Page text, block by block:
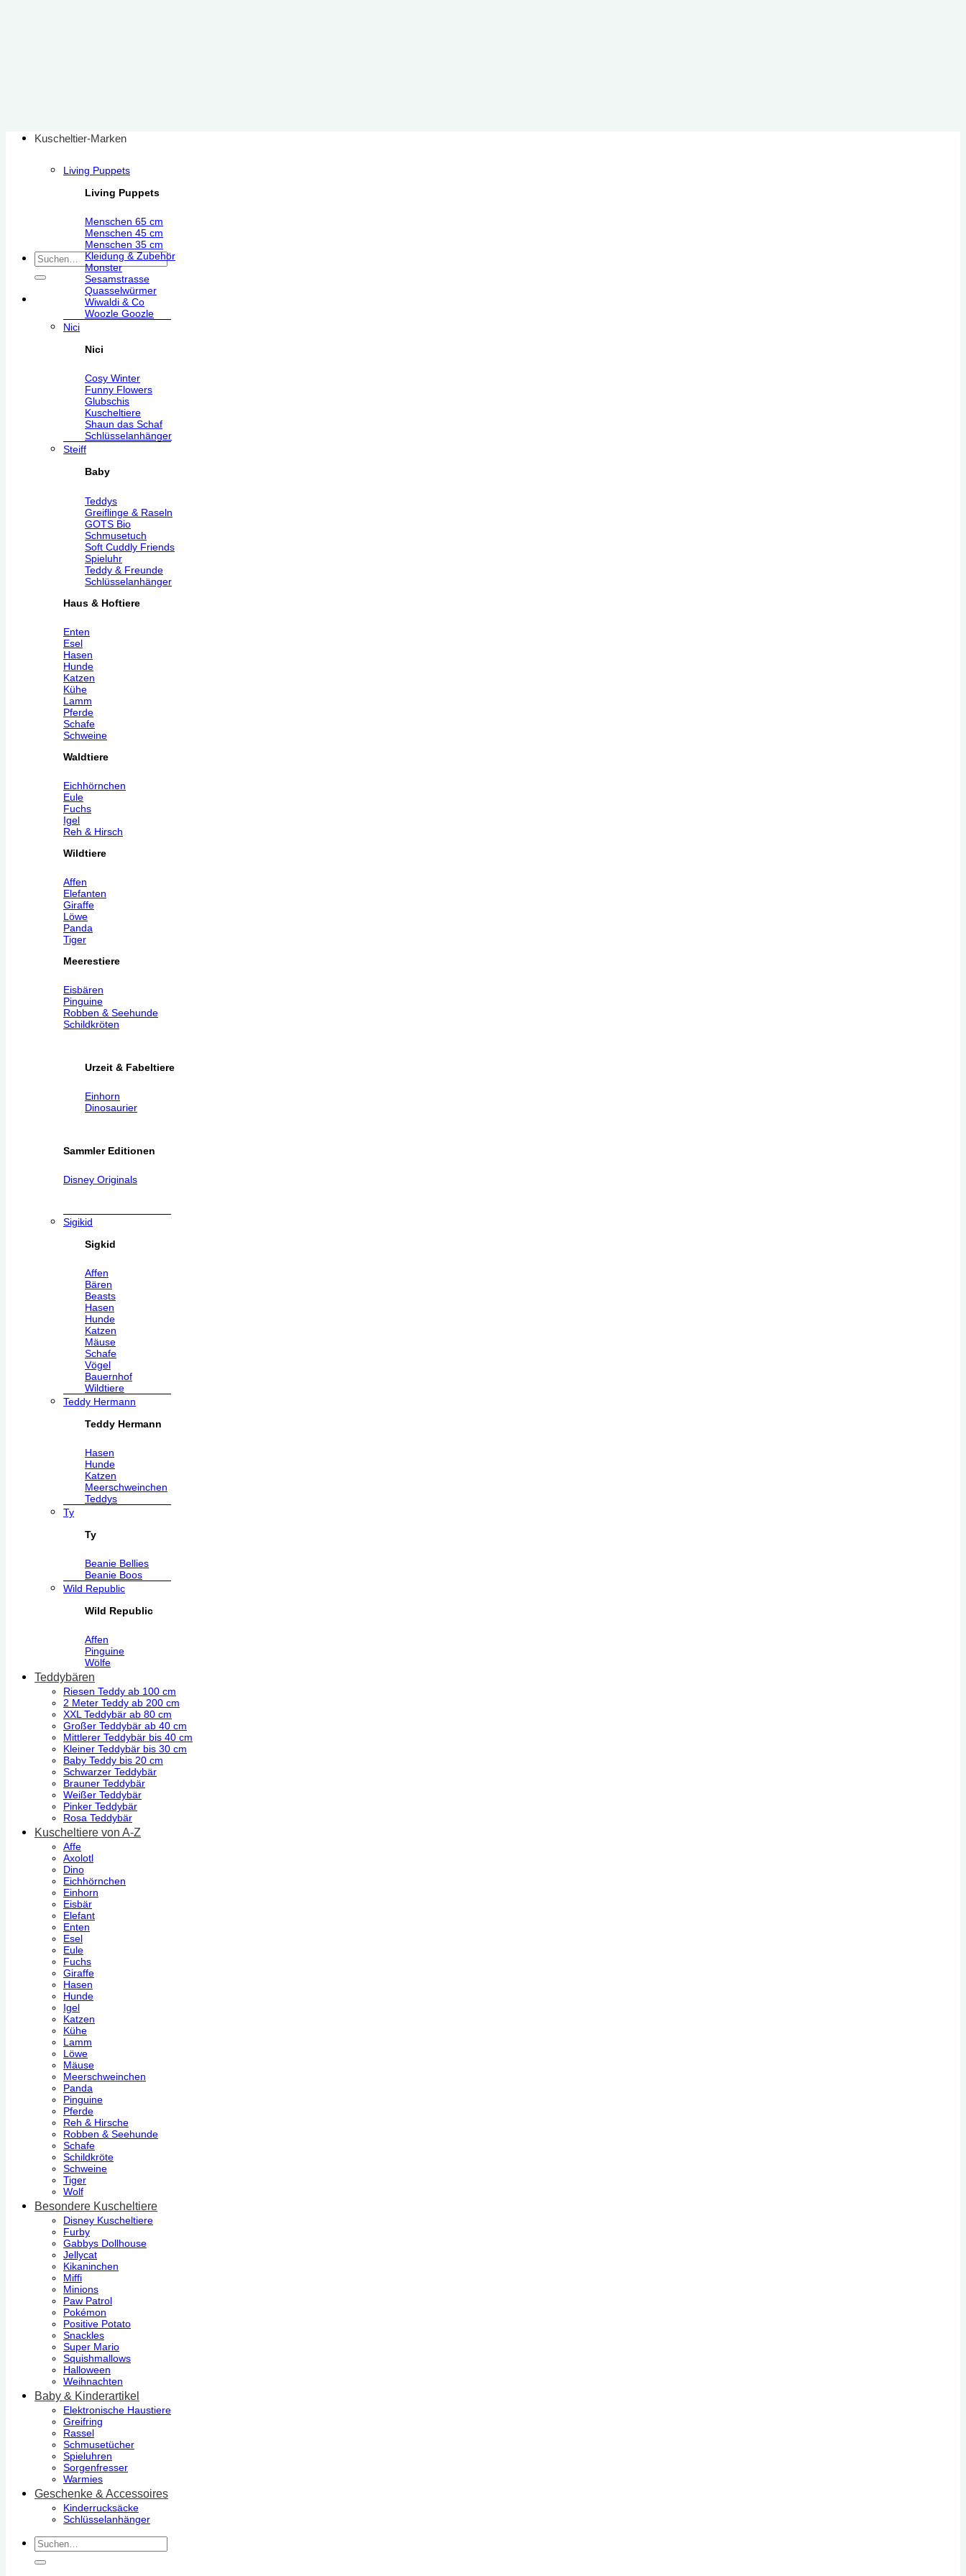
Suchen
Kuscheltier-Marken
Living Puppets
Living Puppets
Menschen 65 cm
Menschen 45 cm
Menschen 35 cm
Kleidung & Zubehör
Monster
Sesamstrasse
Quasselwürmer
Wiwaldi & Co
Woozle Goozle
Nici
Nici
Cosy Winter
Funny Flowers
Glubschis
Kuscheltiere
Shaun das Schaf
Schlüsselanhänger
Steiff
Baby
Teddys
Greiflinge & Raseln
GOTS Bio
Schmusetuch
Soft Cuddly Friends
Spieluhr
Teddy & Freunde
Schlüsselanhänger
Haus & Hoftiere
Enten
Esel
Hasen
Hunde
Katzen
Kühe
Lamm
Pferde
Schafe
Schweine
Waldtiere
Eichhörnchen
Eule
Fuchs
Igel
Reh & Hirsch
Wildtiere
Affen
Elefanten
Giraffe
Löwe
Panda
Tiger
Meerestiere
Eisbären
Pinguine
Robben & Seehunde
Schildkröten
Urzeit & Fabeltiere
Einhorn
Dinosaurier
Sammler Editionen
Disney Originals
Sigikid
Sigkid
Affen
Bären
Beasts
Hasen
Hunde
Katzen
Mäuse
Schafe
Vögel
Bauernhof
Wildtiere
Teddy Hermann
Teddy Hermann
Hasen
Hunde
Katzen
Meerschweinchen
Teddys
Ty
Ty
Beanie Bellies
Beanie Boos
Wild Republic
Wild Republic
Affen
Pinguine
Wölfe
Teddybären
Riesen Teddy ab 100 cm
2 Meter Teddy ab 200 cm
XXL Teddybär ab 80 cm
Großer Teddybär ab 40 cm
Mittlerer Teddybär bis 40 cm
Kleiner Teddybär bis 30 cm
Baby Teddy bis 20 cm
Schwarzer Teddybär
Brauner Teddybär
Weißer Teddybär
Pinker Teddybär
Rosa Teddybär
Kuscheltiere von A-Z
Affe
Axolotl
Dino
Eichhörnchen
Einhorn
Eisbär
Elefant
Enten
Esel
Eule
Fuchs
Giraffe
Hasen
Hunde
Igel
Katzen
Kühe
Lamm
Löwe
Mäuse
Meerschweinchen
Panda
Pinguine
Pferde
Reh & Hirsche
Robben & Seehunde
Schafe
Schildkröte
Schweine
Tiger
Wolf
Besondere Kuscheltiere
Disney Kuscheltiere
Furby
Gabbys Dollhouse
Jellycat
Kikaninchen
Miffi
Minions
Paw Patrol
Pokémon
Positive Potato
Snackles
Super Mario
Squishmallows
Halloween
Weihnachten
Baby & Kinderartikel
Elektronische Haustiere
Greifring
Rassel
Schmusetücher
Spieluhren
Sorgenfresser
Warmies
Geschenke & Accessoires
Kinderrucksäcke
Schlüsselanhänger
Suchen